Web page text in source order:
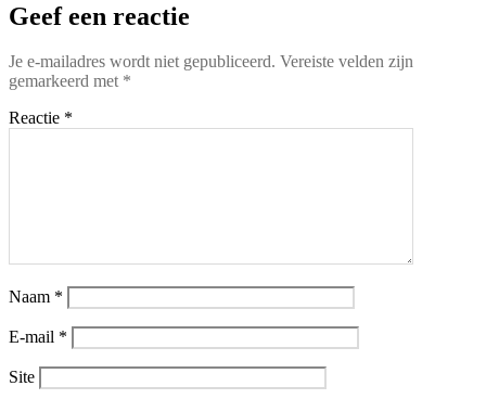
Geef een reactie
Je e-mailadres wordt niet gepubliceerd. Vereiste velden zijn
gemarkeerd met *
Reactie *
Naam *
E-mail *
Site